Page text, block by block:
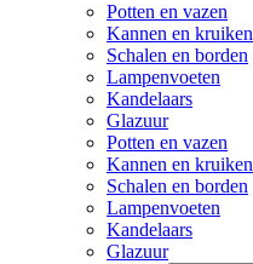
Potten en vazen
Kannen en kruiken
Schalen en borden
Lampenvoeten
Kandelaars
Glazuur
Potten en vazen
Kannen en kruiken
Schalen en borden
Lampenvoeten
Kandelaars
Glazuur